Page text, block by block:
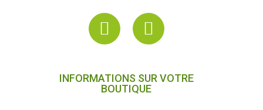
INFORMATIONS SUR VOTRE
BOUTIQUE